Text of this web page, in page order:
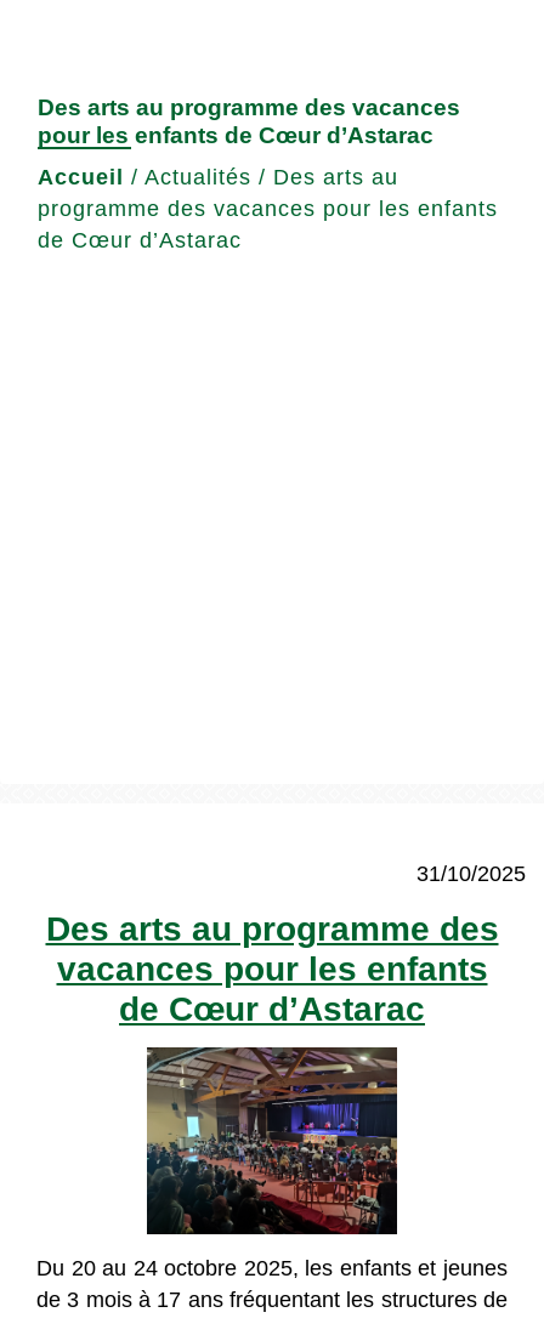
Des arts au programme des vacances
pour les enfants de Cœur d’Astarac
Accueil / Actualités / Des arts au
programme des vacances pour les enfants
de Cœur d’Astarac
31/10/2025
Des arts au programme des
vacances pour les enfants
de Cœur d’Astarac
Du 20 au 24 octobre 2025, les enfants et jeunes
de 3 mois à 17 ans fréquentant les structures de